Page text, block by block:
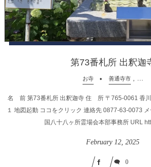
第73番札所 出釈迦
お寺 善通寺市, …
名 前 第73番札所 出釈迦寺 住 所 〒765-0061 香川
１ 地図起動 ココをクリック 連絡先 0877-63-0073
国八十八ヶ所霊場会本部事務所 URL
February 12 2025
0